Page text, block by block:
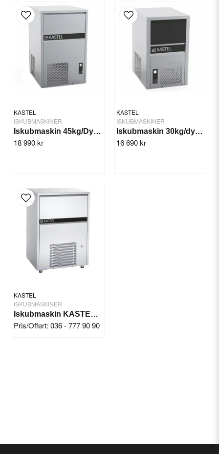
KASTEL
ISKUBMASKINER
Iskubmaskin 45kg/Dygn (Vatten) KASTEL KP 45-15 W
18 990 kr
KASTEL
ISKUBMASKINER
Iskubmaskin 30kg/dygn (Vatten) KASTEL KP 30-12 W
16 690 kr
KASTEL
ISKUBMASKINER
Iskubmaskin KASTEL 85kg/24tim Luft/vattenkyld
Pris/Offert: 036 - 777 90 90
Specifikation
Anslutning: 230 V. 50 Hz
Kapacitet: 30 kg/dygn tim.
Iskubstorlek: 18 g.
Kylning: Luft
Kylmedel: R290
E-postadress
Skicka fråga